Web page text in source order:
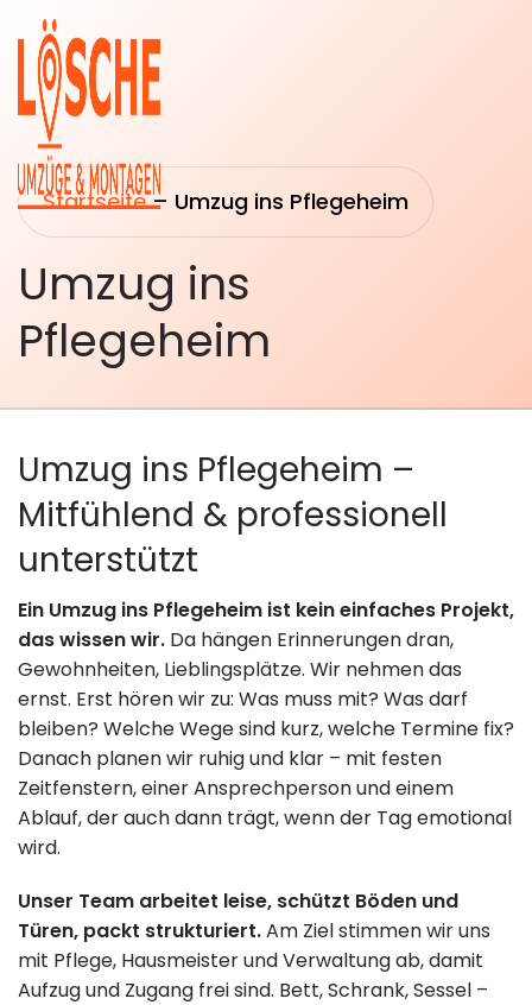
Startseite– Umzug ins Pflegeheim
Umzug ins
Pflegeheim
Umzug ins Pflegeheim –
Mitfühlend & professionell
unterstützt
Ein Umzug ins Pflegeheim ist kein einfaches Projekt,
das wissen wir. Da hängen Erinnerungen dran,
Gewohnheiten, Lieblingsplätze. Wir nehmen das
ernst. Erst hören wir zu: Was muss mit? Was darf
bleiben? Welche Wege sind kurz, welche Termine fix?
Danach planen wir ruhig und klar – mit festen
Zeitfenstern, einer Ansprechperson und einem
Ablauf, der auch dann trägt, wenn der Tag emotional
wird.
Unser Team arbeitet leise, schützt Böden und
Türen, packt strukturiert.Am Ziel stimmen wir uns
mit Pflege, Hausmeister und Verwaltung ab, damit
Aufzug und Zugang frei sind. Bett, Schrank, Sessel –
Umzüge
&
Montage &
Entrümpelung
& Lagerung
Startseite
Über uns
Umzugsberatung
Kontakt
Impressum
Datenschutz
030 49 00 48 23
info@loesche-
umzuege.de
Buchholzer Str.
65, 13156 Berlin